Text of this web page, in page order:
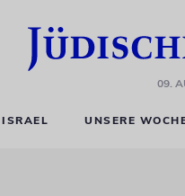
09.
ISRAEL UNSERE